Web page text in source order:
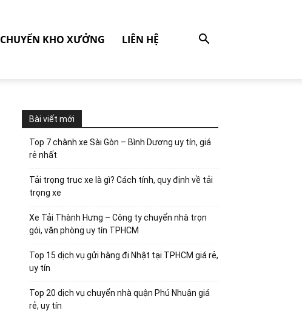
CHUYỂN KHO XƯỞNG LIÊN HỆ
Bài viết mới
Top 7 chành xe Sài Gòn – Bình Dương uy tín, giá
rẻ nhất
Tải trọng trục xe là gì? Cách tính, quy định về tải
trọng xe
Xe Tải Thành Hưng – Công ty chuyển nhà trọn
gói, văn phòng uy tín TPHCM
Top 15 dịch vụ gửi hàng đi Nhật tại TPHCM giá rẻ,
uy tín
Top 20 dịch vụ chuyển nhà quận Phú Nhuận giá
rẻ, uy tín